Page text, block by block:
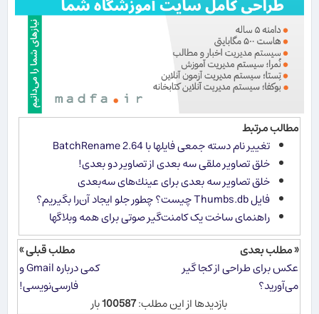
مطالب مرتبط
تغییر نام دسته جمعی فایلها با BatchRename 2.64
خلق تصاویر ملقی سه بعدی از تصاویر دو بعدی!
خلق تصاویر سه بعدی برای عینك‌های سه‌بعدی
فایل Thumbs.db چیست؟ چطور جلو ایجاد آن‌را بگیریم؟
راهنمای ساخت یک کامنت‌گیر صوتی برای همه وبلاگها
مطلب قبلی »
كمی درباره Gmail و
فارسی‌نویسی!
« مطلب بعدی
عكس برای طراحی از كجا گیر
می‌آورید؟
بازدیدها از این مطلب:100587بار